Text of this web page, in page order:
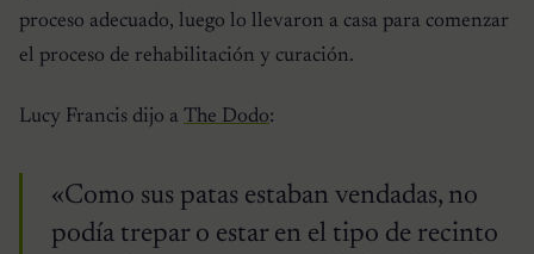
proceso adecuado, luego lo llevaron a casa para comenzar
el proceso de rehabilitación y curación.
Lucy Francis dijo a The Dodo:
«Como sus patas estaban vendadas, no
podía trepar o estar en el tipo de recinto